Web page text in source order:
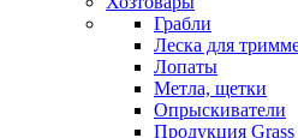
Грабли
Леска для
Лопаты
Метла, щетки
Опрыскиватели
Продукция Grass